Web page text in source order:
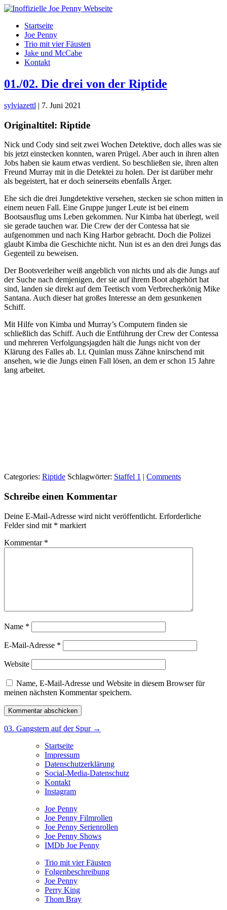
Skip
content
Startseite
Joe Penny
Trio mit vier Fäusten
Jake und McCabe
Kontakt
01./02. Die drei von der Riptide
sylviazettl | 7. Juni 2021
Originaltitel: Riptide
Nick und Cody sind seit zwei Wochen Detektive, doch alles was sie
bis jetzt einstecken konnten, waren Prügel. Aber auch in ihren alten
Jobs haben sie kaum etwas verdient. So beschließen sie, ihren alten
Freund Murray mit in die Detektei zu holen. Der ist darüber mehr
als begeistert, hat er doch seinerseits ebenfalls Ärger.
Ehe sich die drei Jungdetektive versehen, stecken sie schon mitten in
einem neuen Fall. Eine Gruppe junger Leute ist bei einem
Bootsausflug ums Leben gekommen. Nur Kimba hat überlegt, weil
sie gerade tauchen war. Die Crew der der Contessa hat sie
aufgenommen und nach King Harbor gebracht. Doch die Polizei
glaubt Kimba die Geschichte nicht. Nun ist es an den drei Jungs das
Gegenteil zu beweisen.
Der Bootsverleiher weiß angeblich von nichts und als die Jungs auf
der Suche nach demjenigen, der sie auf ihrem Boot abgehört hat
sind, landen sie direkt auf dem Teetisch vom Verbrecherkönig Mike
Santana. Auch dieser hat großes Interesse an dem gesunkenen
Schiff.
Mit Hilfe von Kimba und Murray’s Computern finden sie
schließlich das Schiff. Auch die Entführung der Crew der Contessa
und mehreren Verfolgungsjagden hält die Jungs nicht von der
Klärung des Falles ab. Lt. Quinlan muss Zähne knirschend mit
ansehen, wie die Jungs einen Fall lösen, an dem er schon 15 Jahre
lang arbeitet.
Categories: Riptide Schlagwörter: Staffel 1 | Comments
Schreibe einen Kommentar
Deine E-Mail-Adresse wird nicht veröffentlicht. Erforderliche
Felder sind mit * markiert
Kommentar *
Name *
E-Mail-Adresse *
Website
Name, E-Mail-Adresse und Website in diesem Browser für
meinen nächsten Kommentar speichern.
Beitragsnavigation
03. Gangstern auf der Spur →
Startseite
Impressum
Datenschutzerklärung
Social-Media-Datenschutz
Kontakt
Instagram
Joe Penny
Joe Penny Filmrollen
Joe Penny Serienrollen
Joe Penny Shows
IMDb Joe Penny
Trio mit vier Fäusten
Folgenbeschreibung
Joe Penny
Perry King
Thom Bray